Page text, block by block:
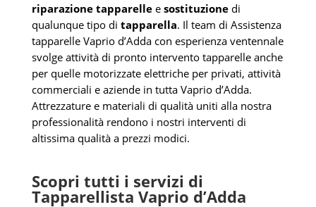
riparazione tapparellee sostituzionedi
qualunque tipo di tapparella. Il team di Assistenza
tapparelle Vaprio d’Adda con esperienza ventennale
svolge attività di pronto intervento tapparelle anche
per quelle motorizzate elettriche per privati, attività
commerciali e aziende in tutta Vaprio d’Adda.
Attrezzature e materiali di qualità uniti alla nostra
professionalità rendono i nostri interventi di
altissima qualità a prezzi modici.
Scopri tutti i servizi di
Tapparellista Vaprio d’Adda